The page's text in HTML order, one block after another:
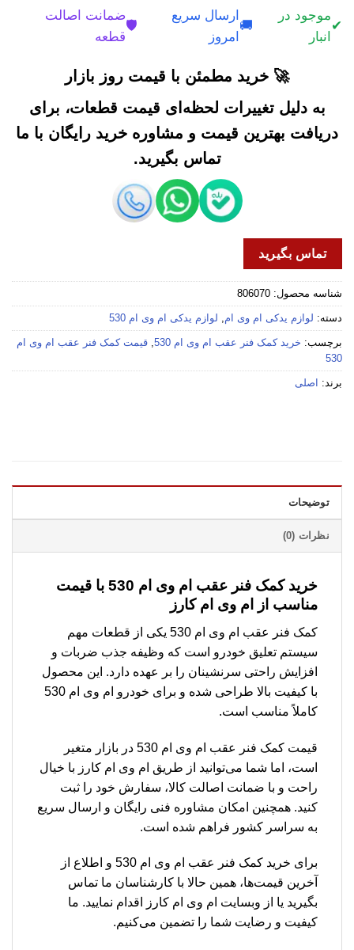
✔
موجود در
انبار
🚚
ارسال سریع
امروز
🛡️
ضمانت اصالت
قطعه
🚀 خرید مطمئن با قیمت روز بازار
به دلیل تغییرات لحظه‌ای قیمت قطعات، برای
دریافت بهترین قیمت و مشاوره خرید رایگان با ما
تماس بگیرید.
تماس بگیرید
شناسه محصول: 806070
دسته: لوازم یدکی ام وی ام, لوازم یدکی ام وی ام 530
برچسب: خرید کمک فنر عقب ام وی ام 530 , قیمت کمک فنر عقب ام وی ام
530
برند: اصلی
توضیحات
نظرات (0)
خرید کمک فنر عقب ام وی ام 530 با قیمت
مناسب از ام وی ام کارز
کمک فنر عقب ام وی ام 530 یکی از قطعات مهم
سیستم تعلیق خودرو است که وظیفه جذب ضربات و
افزایش راحتی سرنشینان را بر عهده دارد. این محصول
با کیفیت بالا طراحی شده و برای خودرو ام وی ام 530
کاملاً مناسب است.
قیمت کمک فنر عقب ام وی ام 530 در بازار متغیر
است، اما شما می‌توانید از طریق ام وی ام کارز با خیال
راحت و با ضمانت اصالت کالا، سفارش خود را ثبت
کنید. همچنین امکان مشاوره فنی رایگان و ارسال سریع
به سراسر کشور فراهم شده است.
برای خرید کمک فنر عقب ام وی ام 530 و اطلاع از
آخرین قیمت‌ها، همین حالا با کارشناسان ما تماس
بگیرید یا از وبسایت ام وی ام کارز اقدام نمایید. ما
کیفیت و رضایت شما را تضمین می‌کنیم.